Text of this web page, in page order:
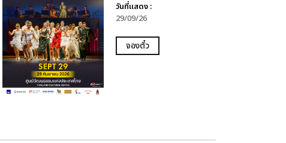
วันที่แสดง :
29/09/26
จองตั๋ว